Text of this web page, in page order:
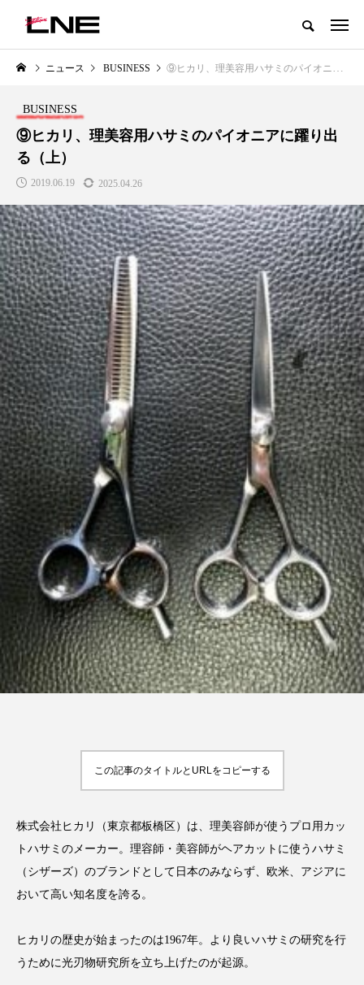
グローバルビューティ＆ヘルスケアビジネス誌
LIFESTYLE
SNSの「加工顔」と美容医療｜AI
がもたらす可能性とこれから
2026.07.13
BUSINESS
GWI調査から読み解く2030年の
都市型スパ――身近なウェルネス
の次世代モデル
2026.08.06
FEATURED 注目の企画
TAG LIST タグ一覧
AI B2B BeautyTech ChatGPT
Gemini Instagram SaaS SNS
TikTok アスタキサンチン
インナービューティーアワード2025受賞商品
ウェルビーイング
エクソソーム オーガニック オゾン
ニュース BUSINESS ⑨ヒカリ、理美容用ハサミのパイオニアに躍り出る（上）
BUSINESS
⑨ヒカリ、理美容用ハサミのパイオニアに躍り出
る（上）
2019.06.19 2025.04.26
この記事のタイトルとURLをコピーする
株式会社ヒカリ（東京都板橋区）は、理美容師が使うプロ用カッ
トハサミのメーカー。理容師・美容師がヘアカットに使うハサミ
（シザーズ）のブランドとして日本のみならず、欧米、アジアに
おいて高い知名度を誇る。
ヒカリの歴史が始まったのは1967年。より良いハサミの研究を行
うために光刃物研究所を立ち上げたのが起源。